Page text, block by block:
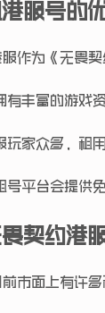
服号的
服作为《无畏
丰富的游戏
家众多，租
平台会提供
契约港
前市面上有许